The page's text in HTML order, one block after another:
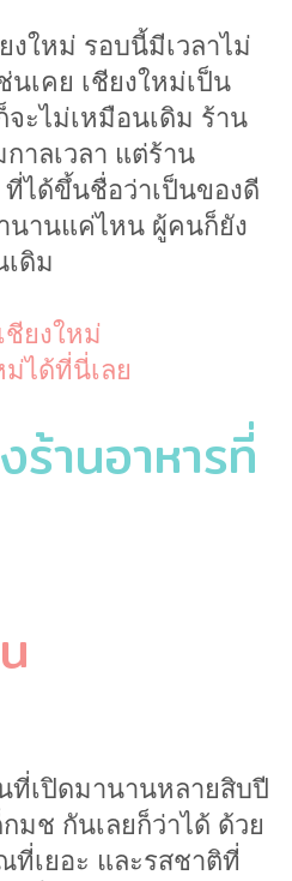
งใหม่ รอบนี้มีเวลาไม่
นเคย เชียงใหม่เป็น
จะไม่เหมือนเดิม ร้าน
าลเวลา แต่ร้าน
ได้ขึ้นชื่อว่าเป็นของดี
นานแค่ไหน ผู้คนก็ยัง
ดิม
ชียงใหม่
ได้ที่นี่เลย
านอาหารที่
ที่เปิดมานานหลายสิบปี
มช กันเลยก็ว่าได้ ด้วย
เยอะ และรสชาติที่